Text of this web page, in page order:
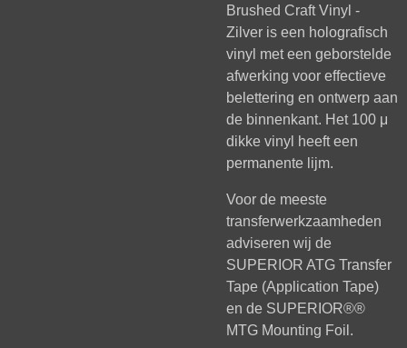
Brushed Craft Vinyl -
Zilver is een holografisch
vinyl met een geborstelde
afwerking voor effectieve
belettering en ontwerp aan
de binnenkant. Het 100 μ
dikke vinyl heeft een
permanente lijm.
Voor de meeste
transferwerkzaamheden
adviseren wij de
SUPERIOR ATG Transfer
Tape (Application Tape)
en de SUPERIOR®®
MTG Mounting Foil.